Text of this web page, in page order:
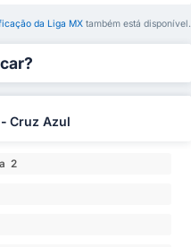
da Liga MX também está disponível.
- Cruz Azul
2